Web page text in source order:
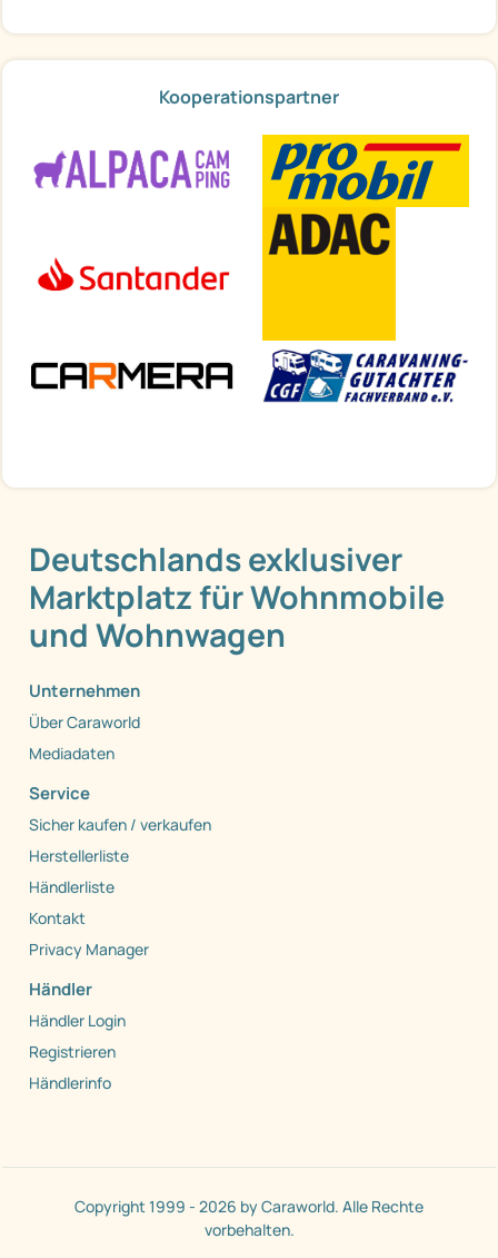
Kooperationspartner
Deutschlands exklusiver
Marktplatz für Wohnmobile
und Wohnwagen
Unternehmen
Über Caraworld
Mediadaten
Service
Sicher kaufen / verkaufen
Herstellerliste
Händlerliste
Kontakt
Privacy Manager
Händler
Händler Login
Registrieren
Händlerinfo
Copyright 1999 - 2026 by Caraworld. Alle Rechte
vorbehalten.